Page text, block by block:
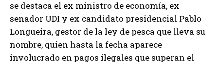
se destaca el ex ministro de economía, ex
senador UDI y ex candidato presidencial Pablo
Longueira, gestor de la ley de pesca que lleva su
nombre, quien hasta la fecha aparece
involucrado en pagos ilegales que superan el